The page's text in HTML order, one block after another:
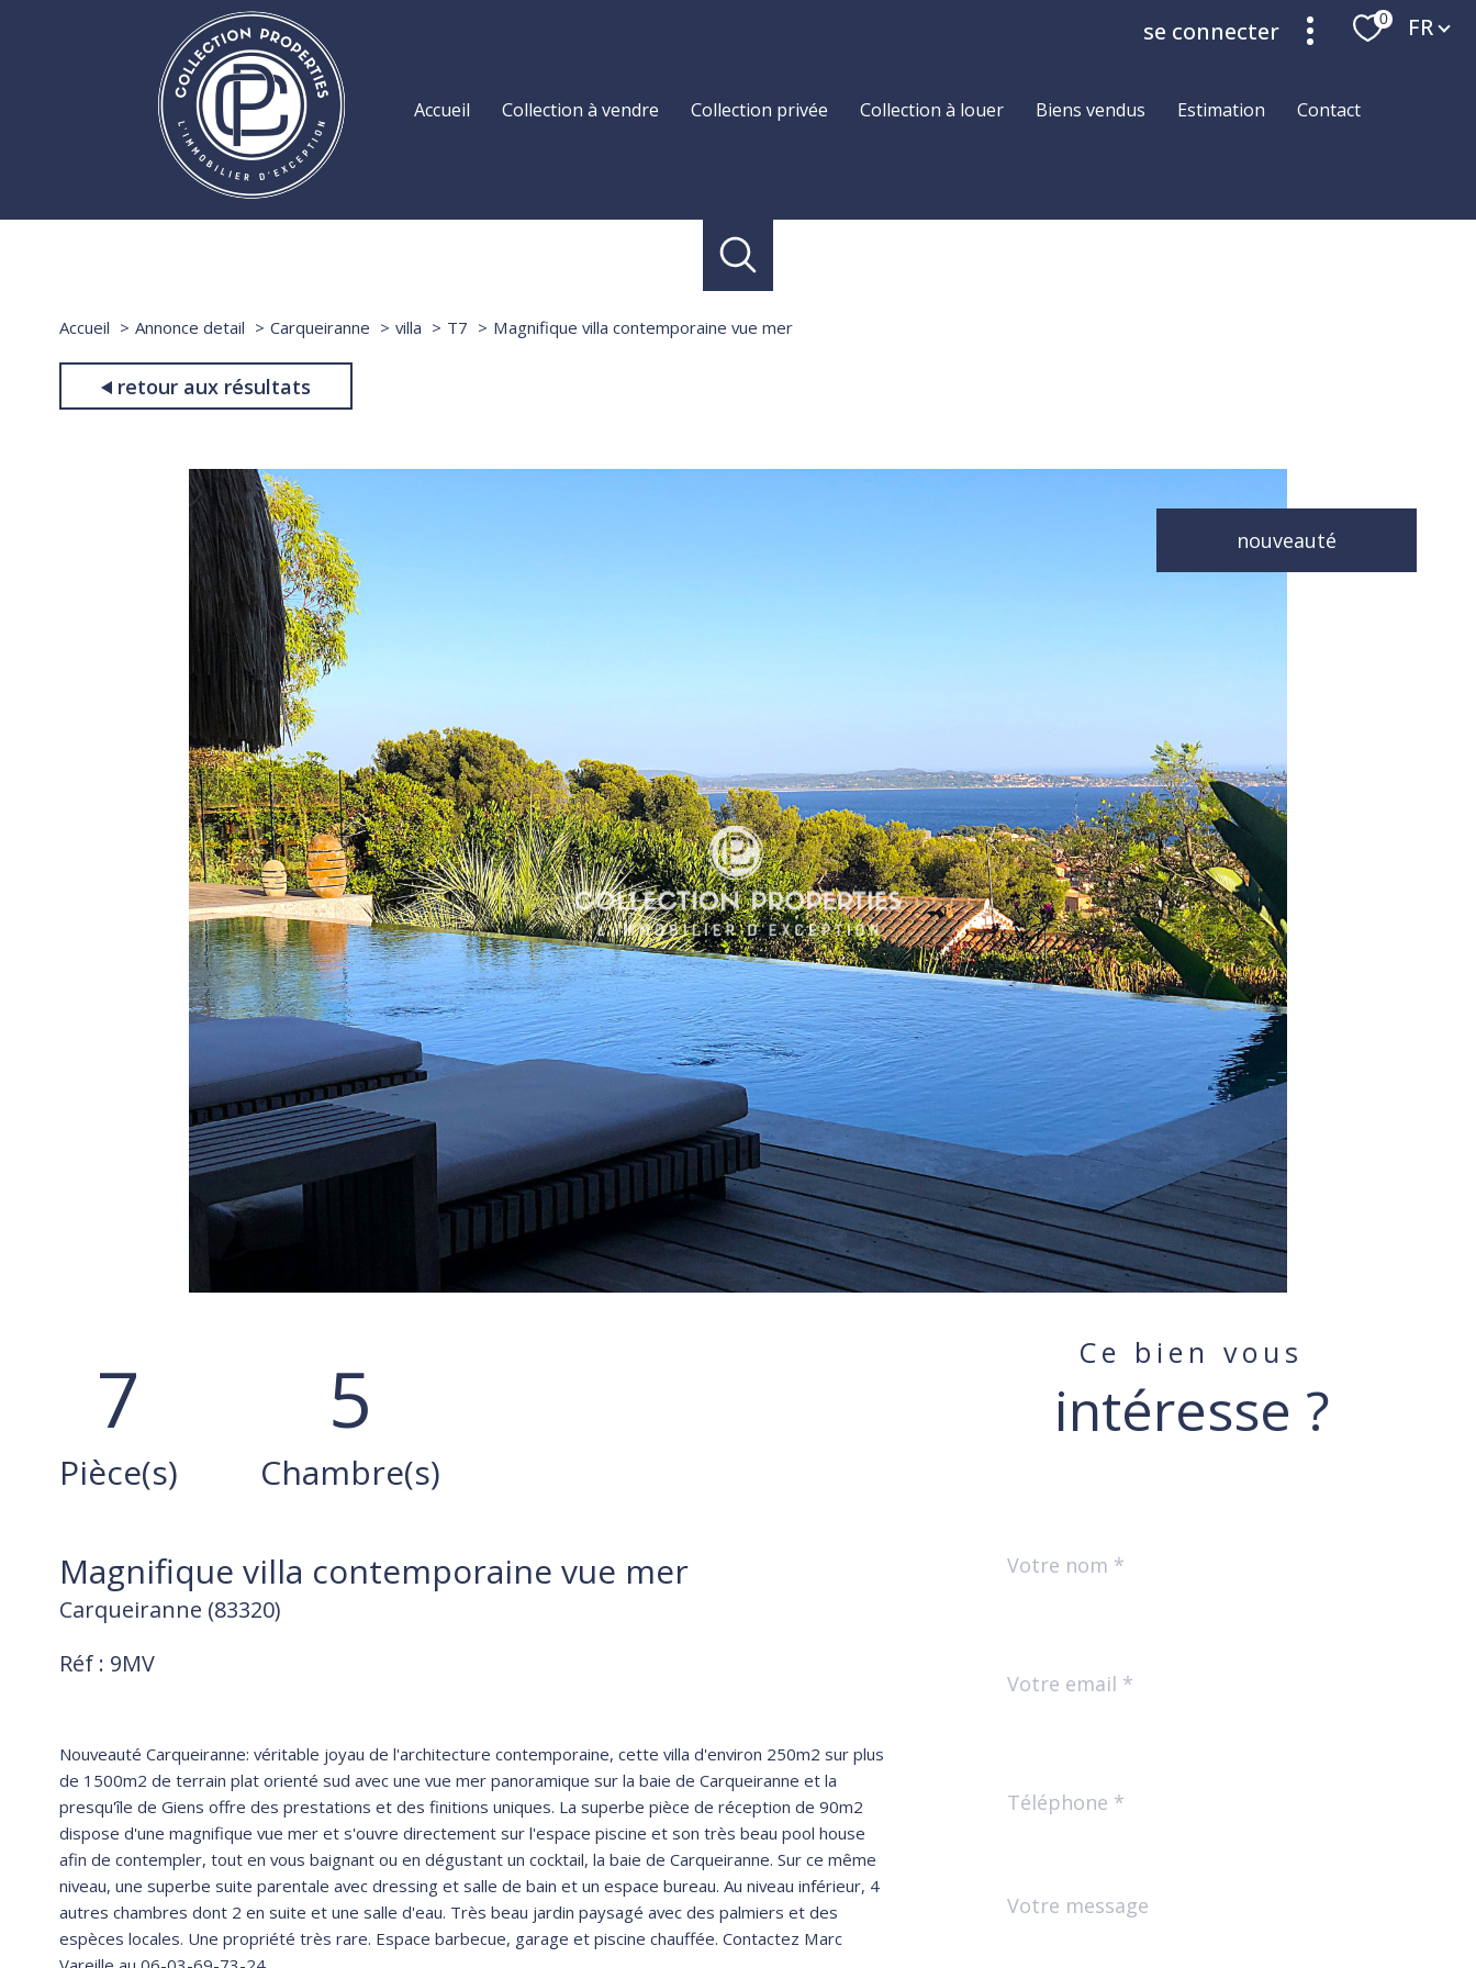
se connecter 0 Langue
FR
accueil collection à vendre collection privée collection à louer biens vendus estimation contact
Accueil Annonce detail Carqueiranne villa T7 Magnifique villa contemporaine vue mer
retour aux résultats
nouveauté
7
Pièce(s)
5
Chambre(s)
Magnifique villa contemporaine vue mer
Carqueiranne (83320)
Réf : 9MV
Nouveauté Carqueiranne: véritable joyau de l'architecture contemporaine, cette villa d'environ 250m2 sur plus
de 1500m2 de terrain plat orienté sud avec une vue mer panoramique sur la baie de Carqueiranne et la
presqu'île de Giens offre des prestations et des finitions uniques. La superbe pièce de réception de 90m2
dispose d'une magnifique vue mer et s'ouvre directement sur l'espace piscine et son très beau pool house
afin de contempler, tout en vous baignant ou en dégustant un cocktail, la baie de Carqueiranne. Sur ce même
niveau, une superbe suite parentale avec dressing et salle de bain et un espace bureau. Au niveau inférieur, 4
autres chambres dont 2 en suite et une salle d'eau. Très beau jardin paysagé avec des palmiers et des
espèces locales. Une propriété très rare. Espace barbecue, garage et piscine chauffée. Contactez Marc
Ce bien vous
intéresse ?
par
*
*
*
Fieldset
Message
*